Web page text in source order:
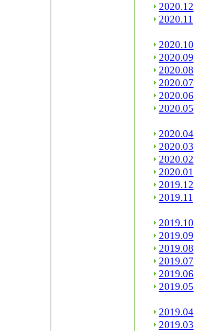
2020.12
2020.11
2020.10
2020.09
2020.08
2020.07
2020.06
2020.05
2020.04
2020.03
2020.02
2020.01
2019.12
2019.11
2019.10
2019.09
2019.08
2019.07
2019.06
2019.05
2019.04
2019.03